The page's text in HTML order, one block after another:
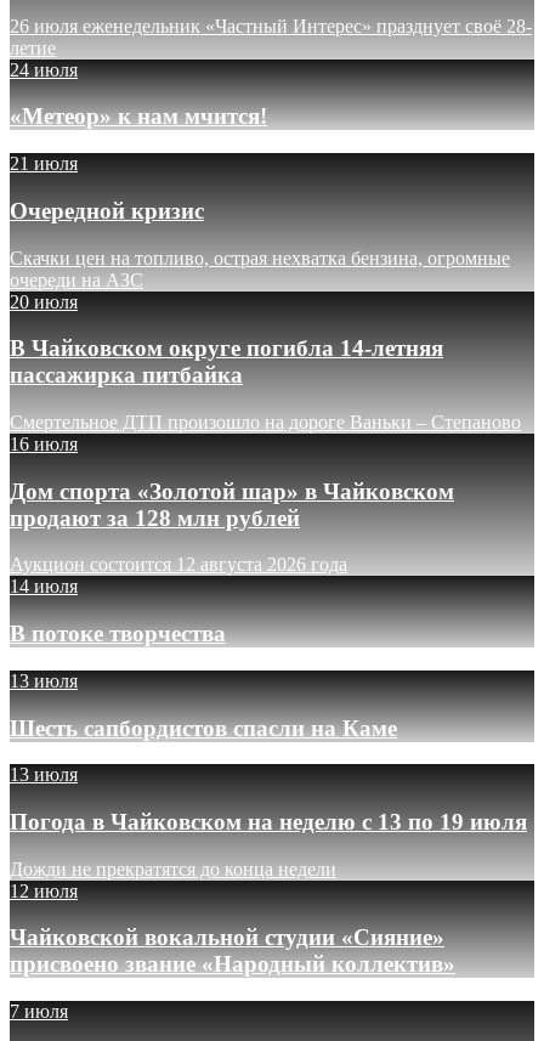
26 июля еженедельник «Частный Интерес» празднует своё 28-
летие
24 июля
«Метеор» к нам мчится!
21 июля
Очередной кризис
Скачки цен на топливо, острая нехватка бензина, огромные
очереди на АЗС
20 июля
В Чайковском округе погибла 14-летняя
пассажирка питбайка
Смертельное ДТП произошло на дороге Ваньки – Степаново
16 июля
Дом спорта «Золотой шар» в Чайковском
продают за 128 млн рублей
Аукцион состоится 12 августа 2026 года
14 июля
В потоке творчества
13 июля
Шесть сапбордистов спасли на Каме
13 июля
Погода в Чайковском на неделю с 13 по 19 июля
Дожди не прекратятся до конца недели
12 июля
Чайковской вокальной студии «Сияние»
присвоено звание «Народный коллектив»
7 июля